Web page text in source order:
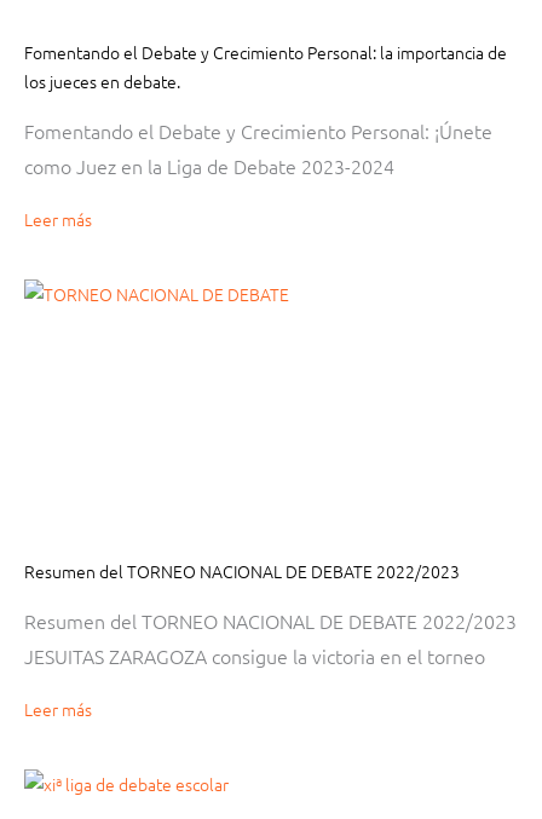
Fomentando el Debate y Crecimiento Personal: la importancia de
los jueces en debate.
Fomentando el Debate y Crecimiento Personal: ¡Únete
como Juez en la Liga de Debate 2023-2024
Leer más
Resumen del TORNEO NACIONAL DE DEBATE 2022/2023
Resumen del TORNEO NACIONAL DE DEBATE 2022/2023
JESUITAS ZARAGOZA consigue la victoria en el torneo
Leer más